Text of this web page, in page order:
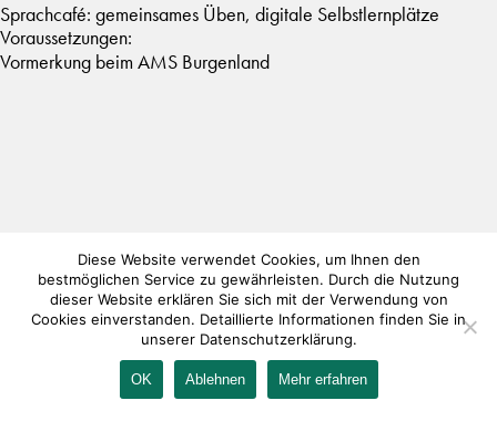
Sprachcafé: gemeinsames Üben, digitale Selbstlernplätze
Voraussetzungen:
Vormerkung beim AMS Burgenland
IMPRESSUM KONTAKT AGB DATENSCHUTZ
Diese Website verwendet Cookies, um Ihnen den
bestmöglichen Service zu gewährleisten. Durch die Nutzung
dieser Website erklären Sie sich mit der Verwendung von
Cookies einverstanden. Detaillierte Informationen finden Sie in
unserer Datenschutzerklärung.
OK Ablehnen Mehr erfahren